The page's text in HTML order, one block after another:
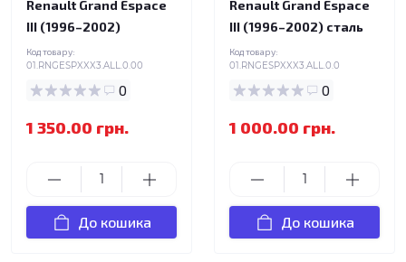
Renault Grand Espace
III (1996–2002)
Код товару:
01.RNGESPXXX3.ALL.0.00
0
1 350.00 грн.
До кошика
Renault Grand Espace
III (1996–2002) сталь
Код товару:
01.RNGESPXXX3.ALL.0.0
0
1 000.00 грн.
До кошика